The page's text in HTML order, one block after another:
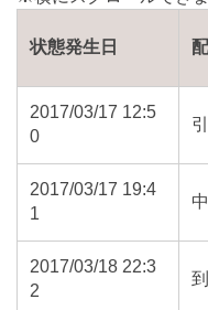
状態発生日
2017/03/17 12:5
0
2017/03/17 19:4
1
2017/03/18 22:3
2